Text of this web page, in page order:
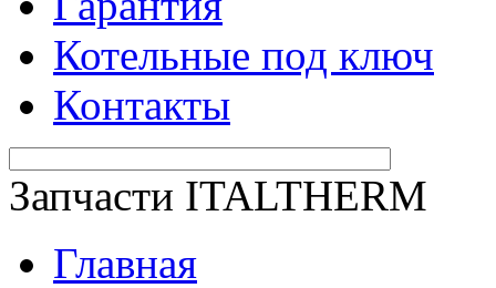
Котельные под ключ
Контакты
Запчасти ITALTHERM
Главная